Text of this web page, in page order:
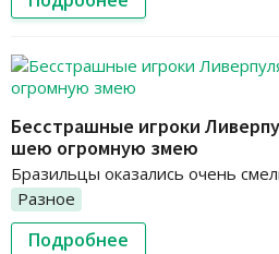
Бесстрашные игроки
шею огромную змею
Бразильцы оказались очень
Разное
Подробнее